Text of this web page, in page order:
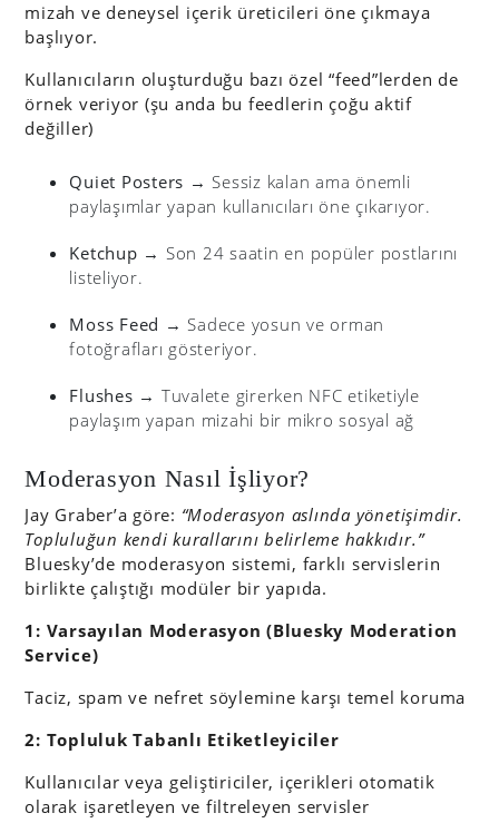
mizah ve deneysel içerik üreticileri öne çıkmaya
başlıyor.
Kullanıcıların oluşturduğu bazı özel “feed”lerden de
örnek veriyor (şu anda bu feedlerin çoğu aktif
değiller)
Quiet Posters → Sessiz kalan ama önemli
paylaşımlar yapan kullanıcıları öne çıkarıyor.
Ketchup → Son 24 saatin en popüler postlarını
listeliyor.
Moss Feed → Sadece yosun ve orman
fotoğrafları gösteriyor.
Flushes → Tuvalete girerken NFC etiketiyle
paylaşım yapan mizahi bir mikro sosyal ağ
Moderasyon Nasıl İşliyor?
Jay Graber’a göre: “Moderasyon aslında yönetişimdir.
Topluluğun kendi kurallarını belirleme hakkıdır.”
Bluesky’de moderasyon sistemi, farklı servislerin
birlikte çalıştığı modüler bir yapıda.
1: Varsayılan Moderasyon (Bluesky Moderation
Service)
Taciz, spam ve nefret söylemine karşı temel koruma
2: Topluluk Tabanlı Etiketleyiciler
Kullanıcılar veya geliştiriciler, içerikleri otomatik
olarak işaretleyen ve filtreleyen servisler